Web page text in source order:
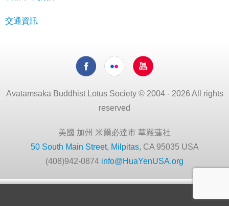
交通資訊
Avatamsaka Buddhist Lotus Society © 2004 - 2026 All rights
reserved
美國 加州 米爾必達市 華嚴蓮社
50 South Main Street, Milpitas, CA 95035 USA
(408)942-0874 info@HuaYenUSA.org